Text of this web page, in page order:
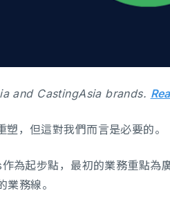
and CastingAsia brands.
，但這對我們而言是必要的。
為起步點，最初的業務重點為
務線。